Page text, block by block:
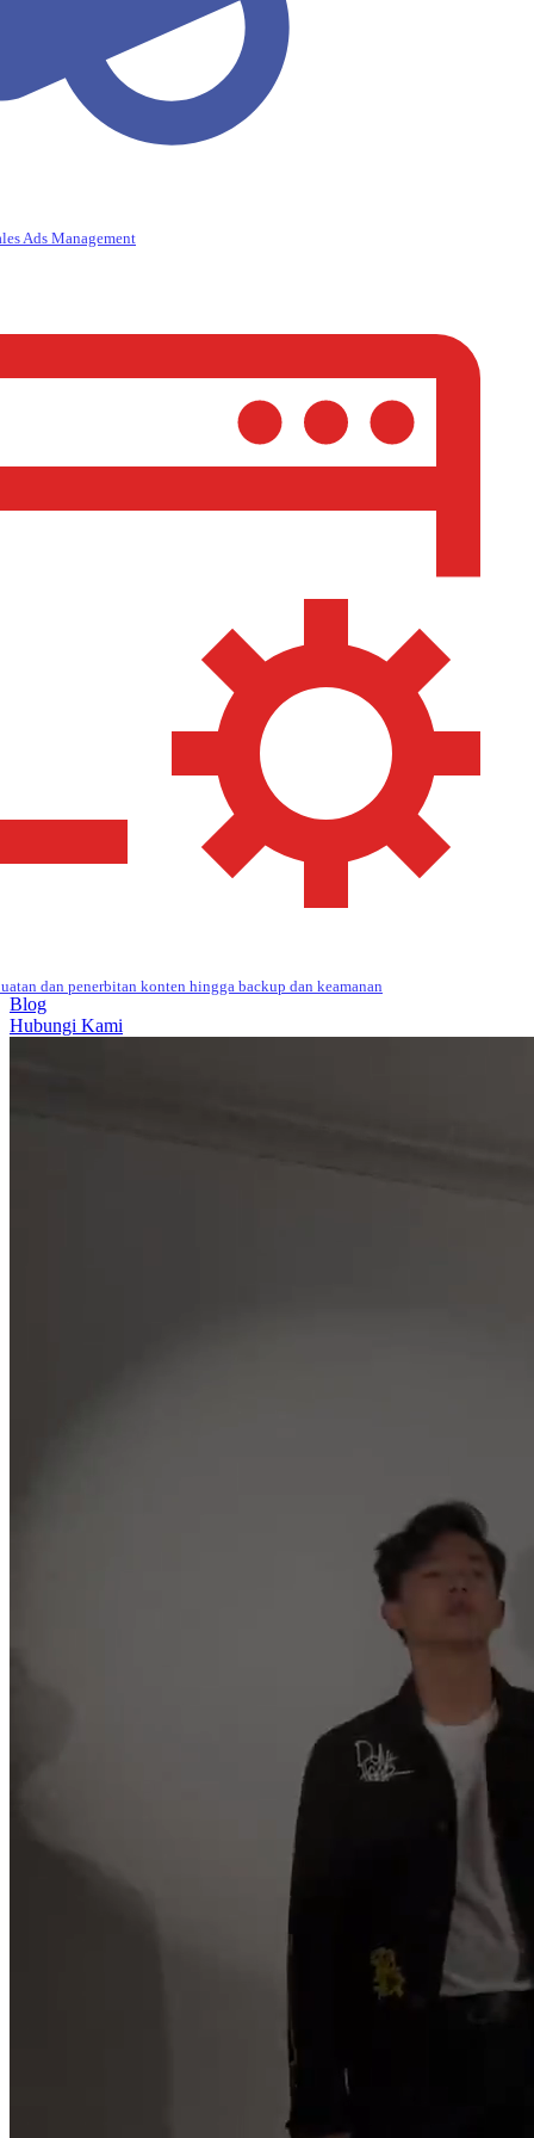
Ads Management
dan penerbitan konten hingga backup dan keamanan
Blog
Hubungi Kami